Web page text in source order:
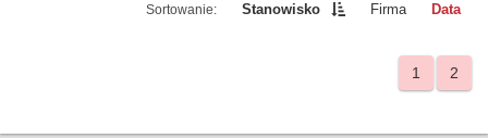
Stanowisko Firma Data
1 2